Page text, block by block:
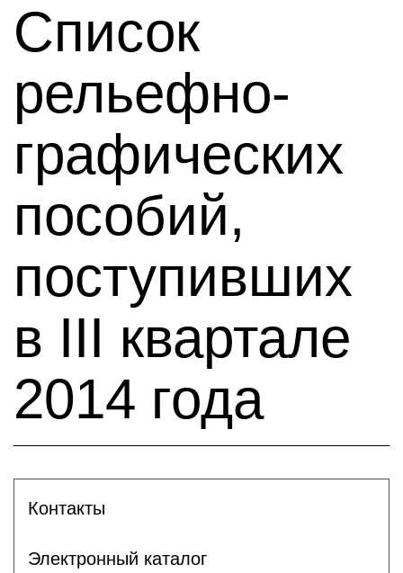
Список
рельефно-
графических
пособий,
поступивших
в III квартале
2014 года
Контакты
Электронный каталог